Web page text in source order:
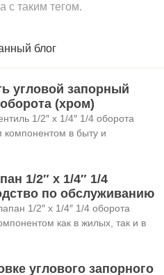
с таким тегом.
блог
угловой запорный
(хром)
1/2″ x 1/4″ 1/4 оборота
в быту и
1/2″ x 1/4″ 1/4
по обслуживанию
1/2″ x 1/4″ 1/4 оборота
как в жилых, так и в
углового запорного